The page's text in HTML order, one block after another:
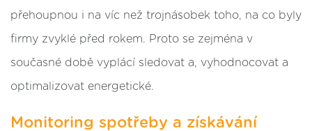
přehoupnou i na víc než trojnásobek toho, na co byly
firmy zvyklé před rokem. Proto se zejména v
současné době vyplácí sledovat a, vyhodnocovat a
optimalizovat energetické.
Monitoring spotřeby a získávání